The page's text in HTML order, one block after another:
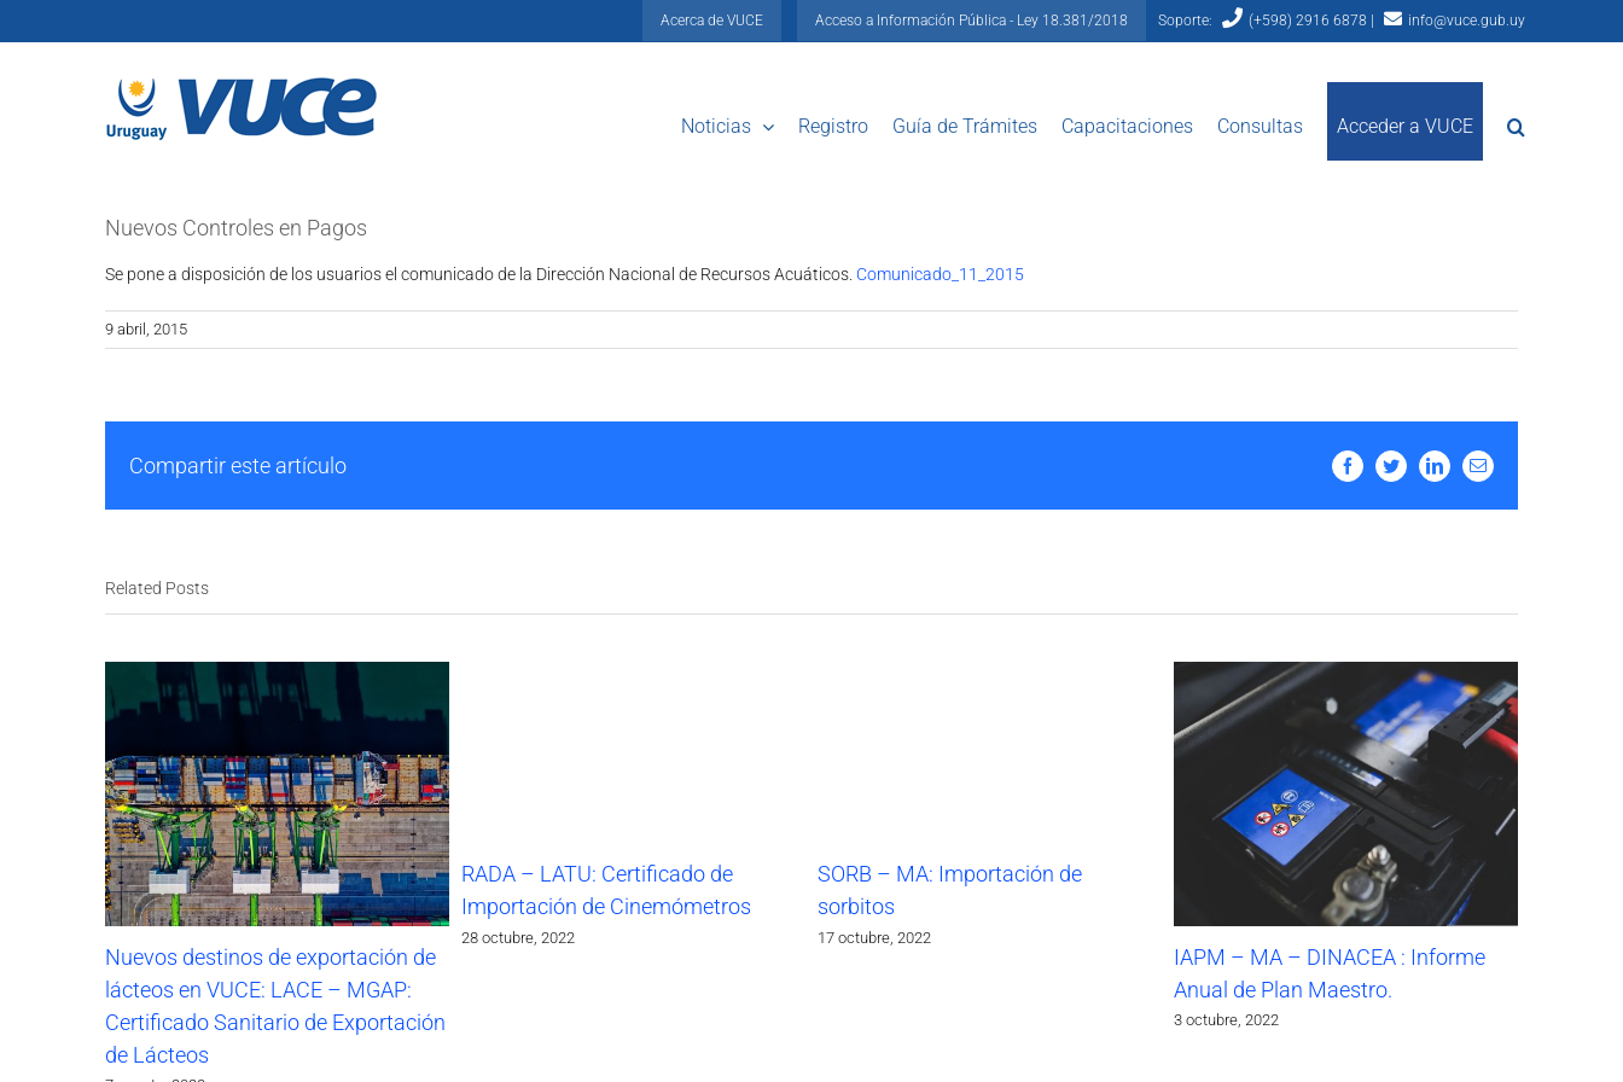
Acerca de VUCE Acceso a Información Pública - Ley 18.381/2018 Soporte: (+598) 2916 6878 | info@vuce.gub.uy
Noticias Registro Guía de Trámites Capacitaciones Consultas Acceder a VUCE
Nuevos Controles en Pagos
Se pone a disposición de los usuarios el comunicado de la Dirección Nacional de Recursos Acuáticos. Comunicado_11_2015
9 abril, 2015
Compartir este artículo FacebookTwitterLinkedInEmail
Related Posts
Nuevos destinos de exportación de
lácteos en VUCE: LACE – MGAP:
Certificado Sanitario de Exportación
de Lácteos
RADA – LATU: Certificado de
Importación de Cinemómetros
28 octubre, 2022
SORB – MA: Importación de
sorbitos
17 octubre, 2022
IAPM – MA – DINACEA : Informe
Anual de Plan Maestro.
3 octubre, 2022